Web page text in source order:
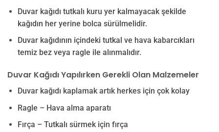
Duvar kağıdı tutkalı kuru yer kalmayacak şekilde
kağıdın her yerine bolca sürülmelidir.
Duvar kağıdının içindeki tutkal ve hava kabarcıkları
temiz bez veya ragle ile alınmalıdır.
Duvar Kağıdı Yapılırken Gerekli Olan Malzemeler
Duvar kağıdı kaplamak artık herkes için çok kolay
Ragle – Hava alma aparatı
Fırça – Tutkalı sürmek için fırça